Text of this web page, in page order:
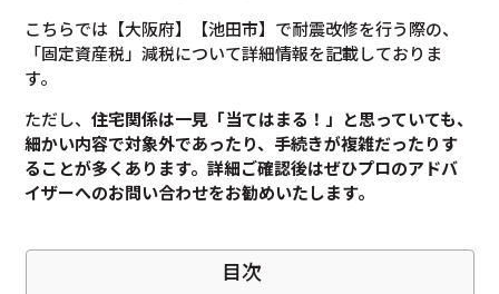
こちらでは【大阪府】【池田市】で耐震改修を行う際の、
「固定資産税」減税について詳細情報を記載しておりま
す。
ただし、住宅関係は一見「当てはまる！」と思っていても、
細かい内容で対象外であったり、手続きが複雑だったりす
ることが多くあります。詳細ご確認後はぜひプロのアドバ
イザーへのお問い合わせをお勧めいたします。
目次